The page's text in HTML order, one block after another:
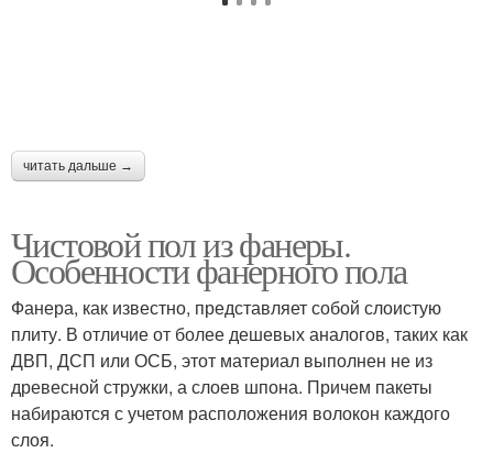
читать дальше →
Чистовой пол из фанеры.
Особенности фанерного пола
Фанера, как известно, представляет собой слоистую
плиту. В отличие от более дешевых аналогов, таких как
ДВП, ДСП или ОСБ, этот материал выполнен не из
древесной стружки, а слоев шпона. Причем пакеты
набираются с учетом расположения волокон каждого
слоя.